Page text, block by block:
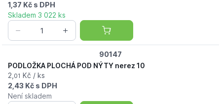
1,37 Kč s DPH
Skladem 3 022 ks
90147
PODLOŽKA PLOCHÁ POD NÝTY nerez 10
2, 01 Kč / ks
2,43 Kč s DPH
Není skladem